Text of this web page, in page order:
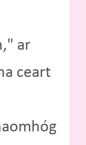
ar
ceart